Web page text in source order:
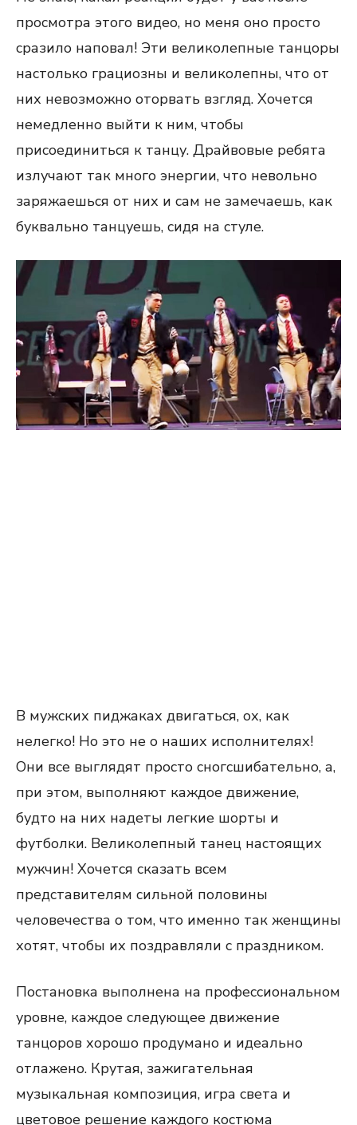
просмотра этого видео, но меня оно просто
сразило наповал! Эти великолепные танцоры
настолько грациозны и великолепны, что от
них невозможно оторвать взгляд. Хочется
немедленно выйти к ним, чтобы
присоединиться к танцу. Драйвовые ребята
излучают так много энергии, что невольно
заряжаешься от них и сам не замечаешь, как
буквально танцуешь, сидя на стуле.
В мужских пиджаках двигаться, ох, как
нелегко! Но это не о наших исполнителях!
Они все выглядят просто сногсшибательно, а,
при этом, выполняют каждое движение,
будто на них надеты легкие шорты и
футболки. Великолепный танец настоящих
мужчин! Хочется сказать всем
представителям сильной половины
человечества о том, что именно так женщины
хотят, чтобы их поздравляли с праздником.
Постановка выполнена на профессиональном
уровне, каждое следующее движение
танцоров хорошо продумано и идеально
отлажено. Крутая, зажигательная
музыкальная композиция, игра света и
цветовое решение каждого костюма